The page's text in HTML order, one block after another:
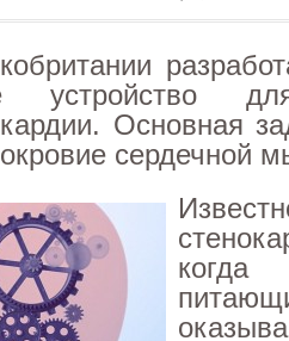
устройство
Основная
сердечной